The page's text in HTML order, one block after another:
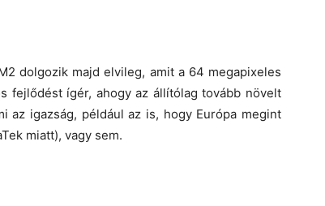
dolgozik majd elvileg, amit a 64 megapixeles
fejlődést ígér, ahogy az állítólag tovább növelt
az igazság, például az is, hogy Európa megint
miatt), vagy sem.